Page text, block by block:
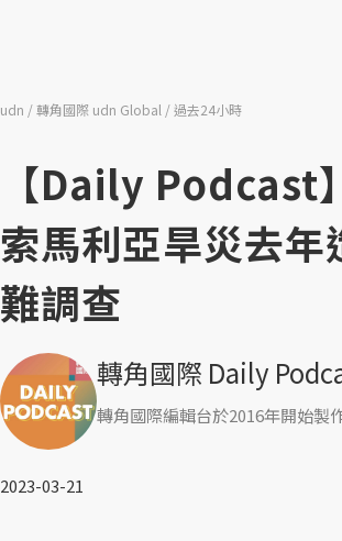
udn 轉角國際 udn Global 過去24小時
【Daily Podcast
索馬利亞旱災去
難調查
轉角國際 Daily
轉角國際編輯台於2016年開始製
2023-03-21